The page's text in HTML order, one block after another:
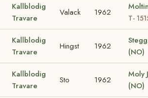
Kallblodig
Travare
Valack 1962
T-
Kallblodig
Travare
Hingst 1962
(NO)
Kallblodig
Travare
Sto 1962
Moly
(NO)